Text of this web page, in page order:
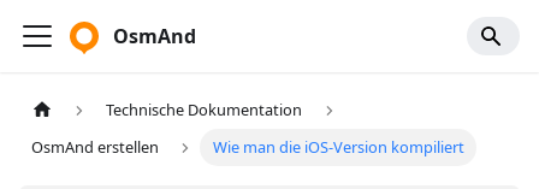
OsmAnd
Technische Dokumentation
OsmAnd erstellen
Wie man die iOS‑Version kompiliert